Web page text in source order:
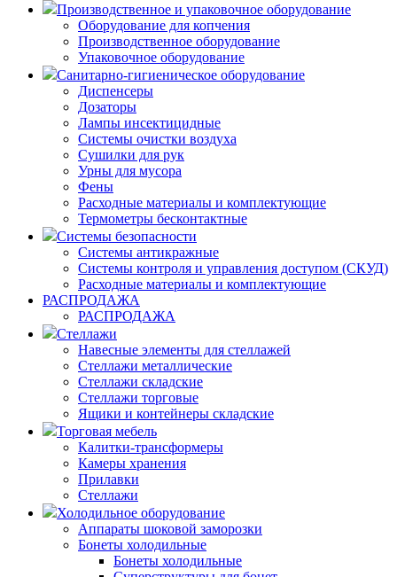
Производственное и упаковочное оборудование
Оборудование для копчения
Производственное оборудование
Упаковочное оборудование
Санитарно-гигиеническое оборудование
Диспенсеры
Дозаторы
Лампы инсектицидные
Системы очистки воздуха
Сушилки для рук
Урны для мусора
Фены
Расходные материалы и комплектующие
Термометры бесконтактные
Системы безопасности
Системы антикражные
Системы контроля и управления доступом (СКУД)
Расходные материалы и комплектующие
РАСПРОДАЖА
РАСПРОДАЖА
Стеллажи
Навесные элементы для стеллажей
Стеллажи металлические
Стеллажи складские
Стеллажи торговые
Ящики и контейнеры складские
Торговая мебель
Калитки-трансформеры
Камеры хранения
Прилавки
Стеллажи
Холодильное оборудование
Аппараты шоковой заморозки
Бонеты холодильные
Бонеты холодильные